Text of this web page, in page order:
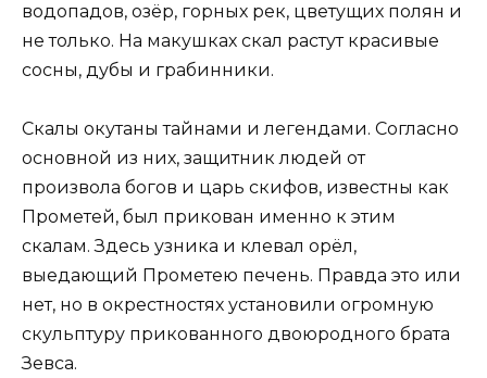
водопадов, озёр, горных рек, цветущих полян и
не только. На макушках скал растут красивые
сосны, дубы и грабинники.
Скалы окутаны тайнами и легендами. Согласно
основной из них, защитник людей от
произвола богов и царь скифов, известны как
Прометей, был прикован именно к этим
скалам. Здесь узника и клевал орёл,
выедающий Прометею печень. Правда это или
нет, но в окрестностях установили огромную
скульптуру прикованного двоюродного брата
Зевса.